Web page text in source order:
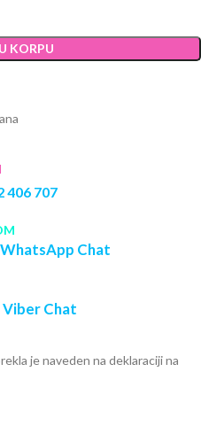
KORPU
406 707
Chat
Chat
je naveden na deklaraciji na